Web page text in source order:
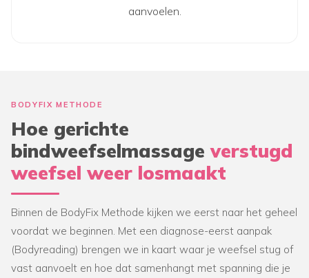
aanvoelen.
BODYFIX METHODE
Hoe gerichte
bindweefselmassageverstugd
weefsel weer losmaakt
Binnen de BodyFix Methode kijken we eerst naar het geheel
voordat we beginnen. Met een diagnose-eerst aanpak
(Bodyreading) brengen we in kaart waar je weefsel stug of
vast aanvoelt en hoe dat samenhangt met spanning die je